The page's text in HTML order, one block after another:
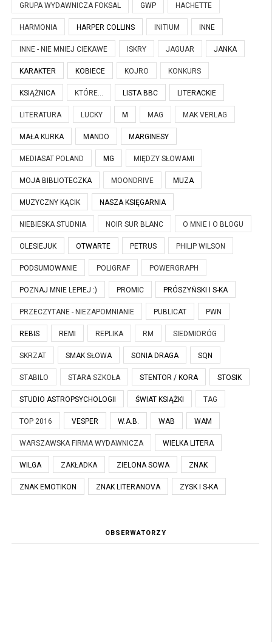
GRUPA WYDAWNICZA FOKSAL GWP HACHETTE
HARMONIA HARPER COLLINS INITIUM INNE
INNE - NIE MNIEJ CIEKAWE ISKRY JAGUAR JANKA
KARAKTER KOBIECE KOJRO KONKURS
KSIĄŻNICA KTÓRE... LISTA BBC LITERACKIE
LITERATURA LUCKY M MAG MAK VERLAG
MAŁA KURKA MANDO MARGINESY
MEDIASAT POLAND MG MIĘDZY SŁOWAMI
MOJA BIBLIOTECZKA MOONDRIVE MUZA
MUZYCZNY KĄCIK NASZA KSIĘGARNIA
NIEBIESKA STUDNIA NOIR SUR BLANC O MNIE I O BLOGU
OLESIEJUK OTWARTE PETRUS PHILIP WILSON
PODSUMOWANIE POLIGRAF POWERGRAPH
POZNAJ MNIE LEPIEJ :) PROMIC PRÓSZYŃSKI I S-KA
PRZECZYTANE - NIEZAPOMNIANIE PUBLICAT PWN
REBIS REMI REPLIKA RM SIEDMIORÓG
SKRZAT SMAK SŁOWA SONIA DRAGA SQN
STABILO STARA SZKOŁA STENTOR / KORA STOSIK
STUDIO ASTROPSYCHOLOGII ŚWIAT KSIĄŻKI TAG
TOP 2016 VESPER W.A.B. WAB WAM
WARSZAWSKA FIRMA WYDAWNICZA WIELKA LITERA
WILGA ZAKŁADKA ZIELONA SOWA ZNAK
ZNAK EMOTIKON ZNAK LITERANOVA ZYSK I S-KA
OBSERWATORZY